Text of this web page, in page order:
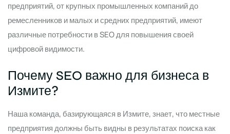
предприятий, от крупных промышленных компаний до
ремесленников и малых и средних предприятий, имеют
различные потребности в SEO для повышения своей
цифровой видимости.
Почему SEO важно для бизнеса в
Измите?
Наша команда, базирующаяся в Измите, знает, что местные
предприятия должны быть видны в результатах поиска как